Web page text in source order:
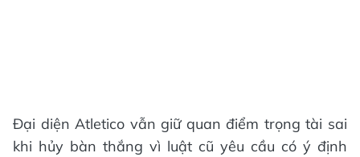
Đại diện Atletico vẫn giữ quan điểm trọng tài sai
khi hủy bàn thắng vì luật cũ yêu cầu có ý định